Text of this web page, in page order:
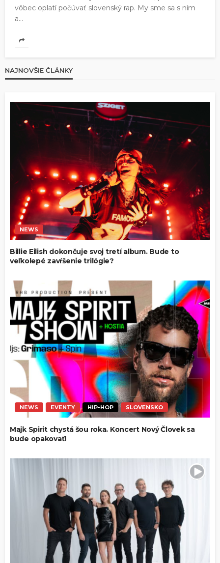
vôbec oplatí počúvať slovenský rap. My sme sa s ním
a...
NAJNOVŠIE ČLÁNKY
NEWS
Billie Eilish dokončuje svoj tretí album. Bude to
veľkolepé zavŕšenie trilógie?
NEWS EVENTY HIP-HOP SLOVENSKO
Majk Spirit chystá šou roka. Koncert Nový Človek sa
bude opakovať!